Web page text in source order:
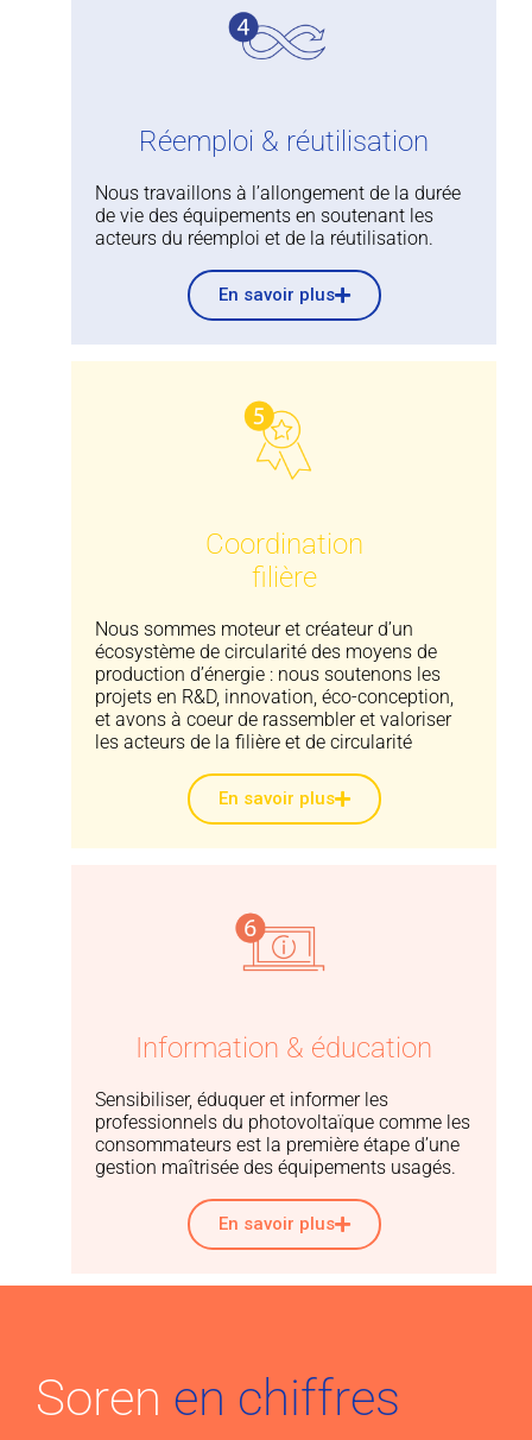
Réemploi & réutilisation
Nous travaillons à l’allongement de la durée
de vie des équipements en soutenant les
acteurs du réemploi et de la réutilisation.
En savoir plus
Coordination
filière
Nous sommes moteur et créateur d’un
écosystème de circularité des moyens de
production d’énergie : nous soutenons les
projets en R&D, innovation, éco-conception,
et avons à coeur de rassembler et valoriser
les acteurs de la filière et de circularité
En savoir plus
Information & éducation
Sensibiliser, éduquer et informer les
professionnels du photovoltaïque comme les
consommateurs est la première étape d’une
gestion maîtrisée des équipements usagés.
En savoir plus
Soren en chiffres